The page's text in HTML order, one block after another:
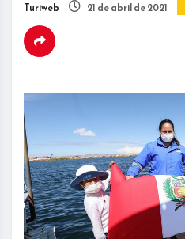
Turiweb 21 de abril de 2021